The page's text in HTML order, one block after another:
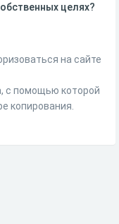
целях?
на сайте
с помощью которой
копирования.